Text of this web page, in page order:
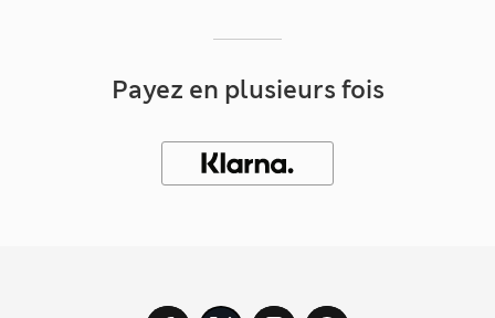
Payez en plusieurs fois